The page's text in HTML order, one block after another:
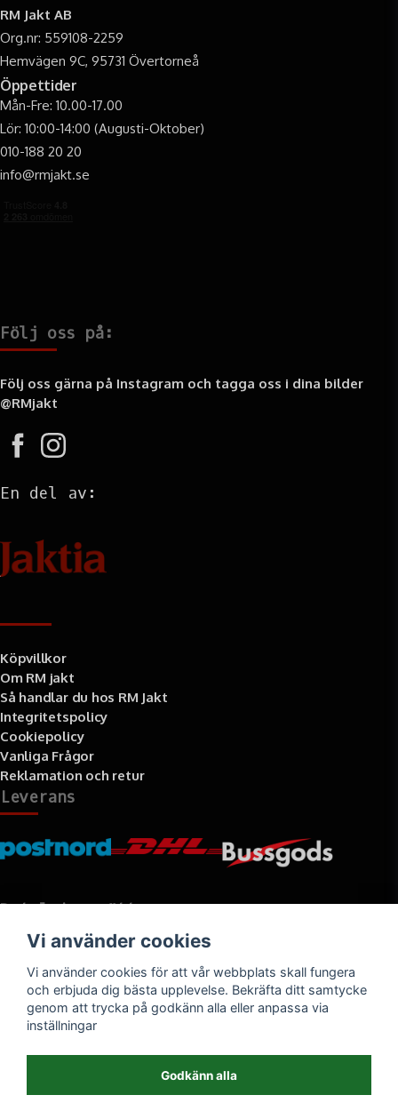
RM Jakt AB
Org.nr: 559108-2259
Hemvägen 9C, 95731 Övertorneå
Öppettider
Mån-Fre: 10.00-17.00
Lör: 10:00-14:00 (Augusti-Oktober)
010-188 20 20
info@rmjakt.se
Följ oss på:
Följ oss gärna på Instagram och tagga oss i dina bilder
@RMjakt
En del av:
Köpvillkor
Om RM jakt
Så handlar du hos RM Jakt
Integritetspolicy
Cookiepolicy
Vanliga Frågor
Reklamation och retur
Leverans
Betalningssätt
Vi använder cookies
Vi använder cookies för att vår webbplats skall fungera
och erbjuda dig bästa upplevelse. Bekräfta ditt samtycke
genom att trycka på godkänn alla eller anpassa via
inställningar
Godkänn alla